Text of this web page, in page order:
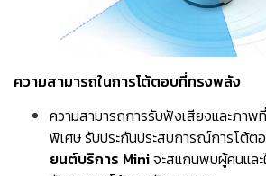
ความสามารถในการโต้ตอบที่ทรงพลัง
ความสามารถการรับฟังเสียงและภา
พิเศษ รับประกันประสบการณ์การโต้ต
ยนต์บริการ Miniจะสแกนพบผู้คนและ